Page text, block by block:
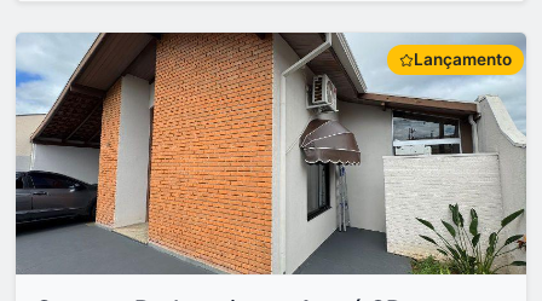
Lançamento